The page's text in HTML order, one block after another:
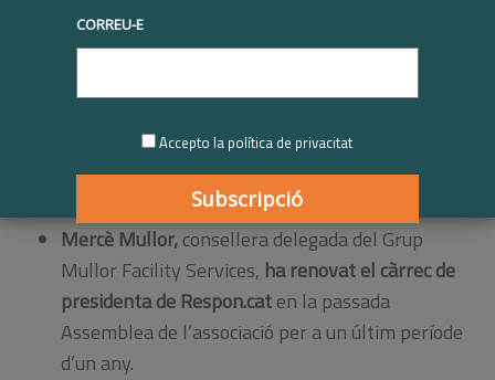
Corresponsabless’incorporen a la Junta de
Govern de Respon.cat.
Mercè Mullor,consellera delegada del Grup
Mullor Facility Services, ha renovat el càrrec de
presidenta de Respon.caten la passada
Assemblea de l’associació per a un últim període
d’un any.
CORREU-E
Accepto la política de privacitat